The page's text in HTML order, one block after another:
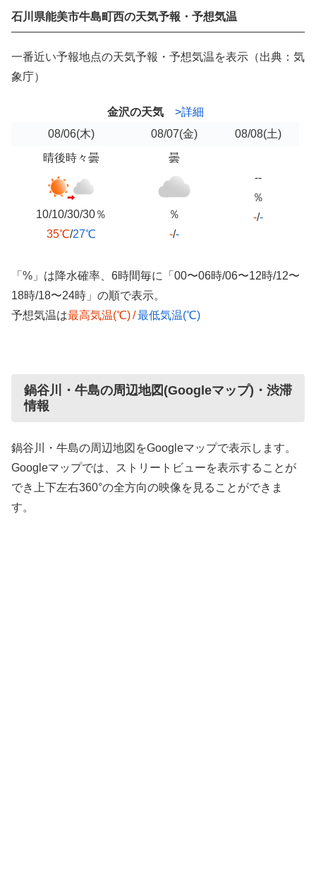
石川県能美市牛島町西の天気予報・予想気温
一番近い予報地点の天気予報・予想気温を表示（出典：気
象庁）
金沢の天気
>詳細
08/06(木) 08/07(金) 08/08(土)
晴後時々曇
10/10/30/30％
35℃/27℃
曇
％
-/-
--
％
-/-
「%」は降水確率、6時間毎に「00〜06時/06〜12時/12〜
18時/18〜24時」の順で表示。
予想気温は最高気温(℃)/最低気温(℃)
鍋谷川・牛島の周辺地図(Googleマップ)・渋滞
情報
鍋谷川・牛島の周辺地図をGoogleマップで表示します。
Googleマップでは、ストリートビューを表示することが
でき上下左右360°の全方向の映像を見ることができま
す。